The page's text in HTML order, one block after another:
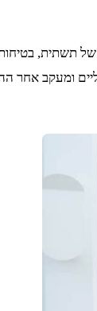
תשתית, בטיחות,
ומעקב אחר